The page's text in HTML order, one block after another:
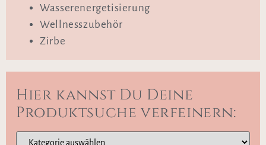
Wasserenergetisierung
Wellnesszubehör
Zirbe
Hier kannst Du Deine
Produktsuche verfeinern: